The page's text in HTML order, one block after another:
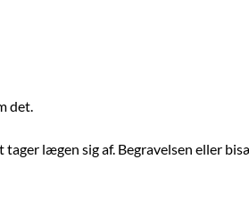
det.
lægen sig af. Begravelsen eller